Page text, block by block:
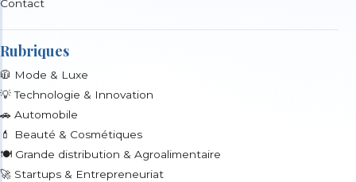
Contact
Rubriques
🧥 Mode & Luxe
💡 Technologie & Innovation
🚗 Automobile
💄 Beauté & Cosmétiques
🍽️ Grande distribution & Agroalimentaire
🚀 Startups & Entrepreneuriat